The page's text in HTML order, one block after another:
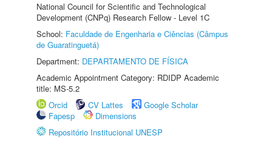
National Council for Scientific and Technological
Development (CNPq) Research Fellow - Level 1C
School: Faculdade de Engenharia e Ciências (Câmpus
de Guaratinguetá)
Department: DEPARTAMENTO DE FÍSICA
Academic Appointment Category: RDIDP Academic
title: MS-5.2
Orcid
CV Lattes
Google Scholar
Fapesp
Dimensions
Repositório Institucional UNESP